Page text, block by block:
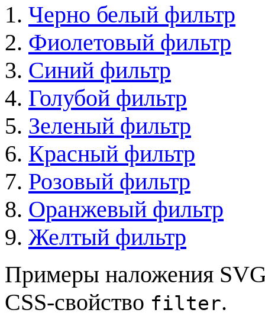
Черно белый фильтр
Фиолетовый фильтр
Синий фильтр
Голубой фильтр
Зеленый фильтр
Красный фильтр
Розовый фильтр
Оранжевый фильтр
Желтый фильтр
Примеры наложения
CSS-свойство filter.